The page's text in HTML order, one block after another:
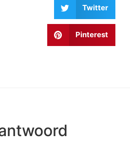
Twitter
Pinterest